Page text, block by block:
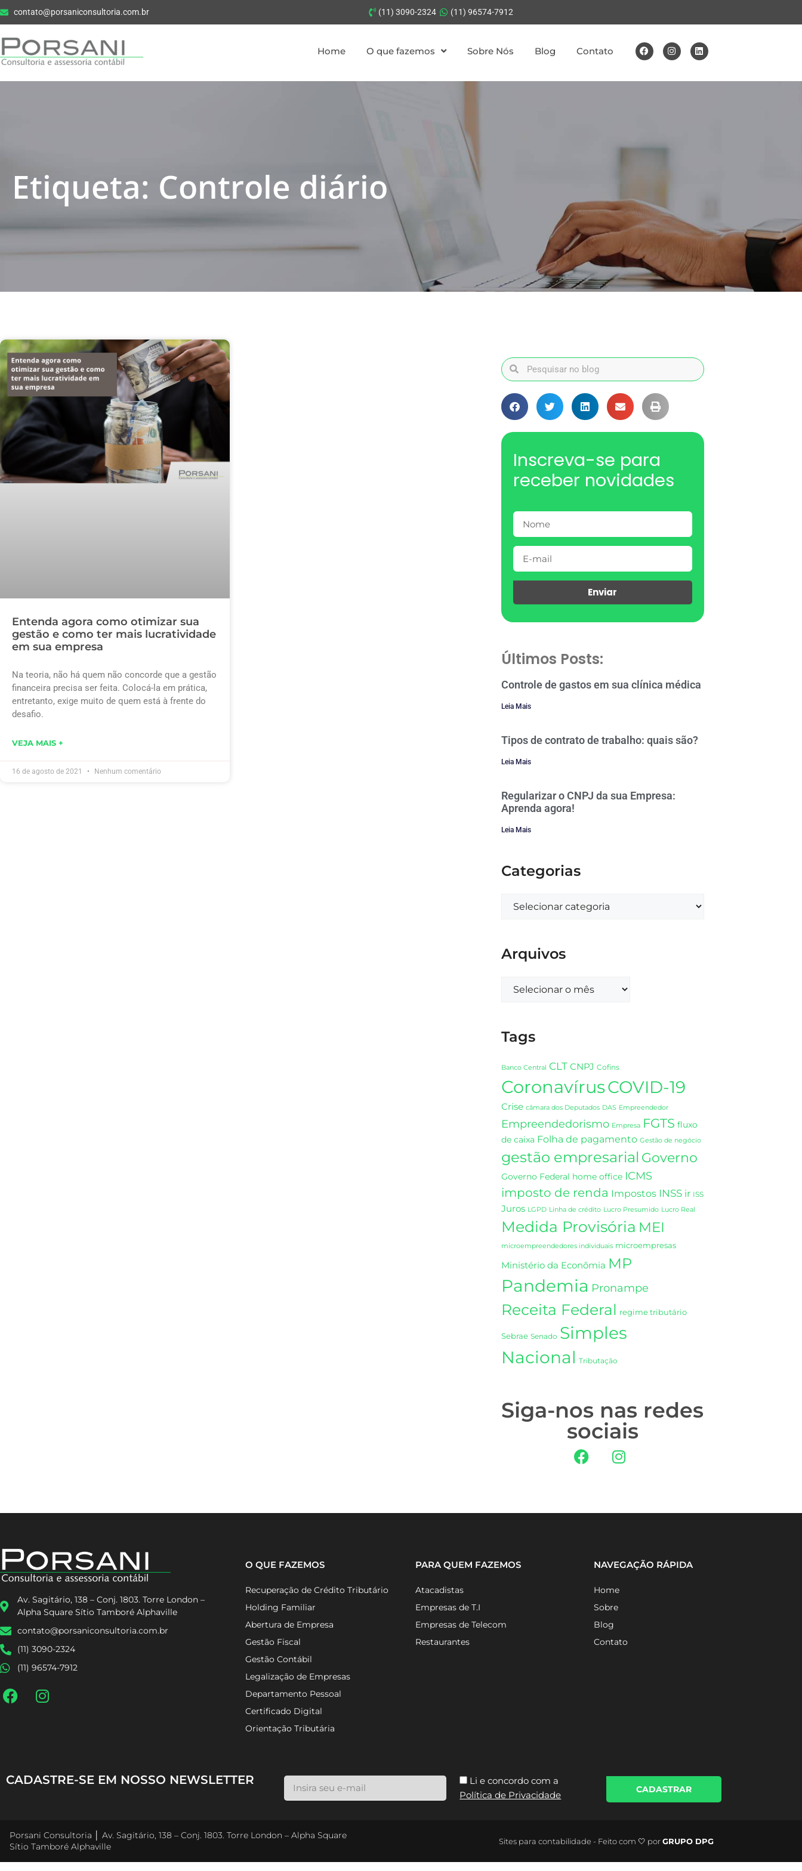
contato@porsaniconsultoria.com.br (11) 3090-2324 (11) 96574-7912
Home O que fazemos Sobre Nós Blog Contato
Etiqueta: Controle diário
Entenda agora como otimizar sua
gestão e como ter mais lucratividade
em sua empresa
Na teoria, não há quem não concorde que a gestão
financeira precisa ser feita. Colocá-la em prática,
entretanto, exige muito de quem está à frente do
desafio.
VEJA MAIS +
16 de agosto de 2021 Nenhum comentário
Inscreva-se para
receber novidades
Enviar
Últimos Posts:
Controle de gastos em sua clínica médica
Leia Mais
Tipos de contrato de trabalho: quais são?
Leia Mais
Regularizar o CNPJ da sua Empresa:
Aprenda agora!
Leia Mais
Categorias
Arquivos
Tags
Banco Central CLT CNPJ Cofins
CoronavírusCOVID-19
Crise câmara dos Deputados DAS Empreendedor
Empreendedorismo Empresa FGTS fluxo
de caixa Folha de pagamento Gestão de negócio
gestão empresarial Governo
Governo Federal home office ICMS
imposto de renda Impostos INSS ir ISS
Juros LGPD Linha de crédito Lucro Presumido Lucro Real
Medida Provisória MEI
microempreendedores individuais microempresas
Ministério da Econômia MP
Pandemia Pronampe
Receita Federal regime tributário
Sebrae Senado Simples
Nacional Tributação
Siga-nos nas redes
sociais
Av. Sagitário, 138 – Conj. 1803. Torre London –
Alpha Square Sítio Tamboré Alphaville
contato@porsaniconsultoria.com.br
(11) 3090-2324
(11) 96574-7912
O QUE FAZEMOS
Recuperação de Crédito Tributário
Holding Familiar
Abertura de Empresa
Gestão Fiscal
Gestão Contábil
Legalização de Empresas
Departamento Pessoal
Certificado Digital
Orientação Tributária
PARA QUEM FAZEMOS
Atacadistas
Empresas de T.I
Empresas de Telecom
Restaurantes
NAVEGAÇÃO RÁPIDA
Home
Sobre
Blog
Contato
CADASTRE-SE EM NOSSO NEWSLETTER
Li e concordo com a
Política de Privacidade
CADASTRAR
Porsani Consultoria │ Av. Sagitário, 138 – Conj. 1803. Torre London – Alpha Square
Sítio Tamboré Alphaville
Sites para contabilidade - Feito com 🤍 porGRUPO DPG